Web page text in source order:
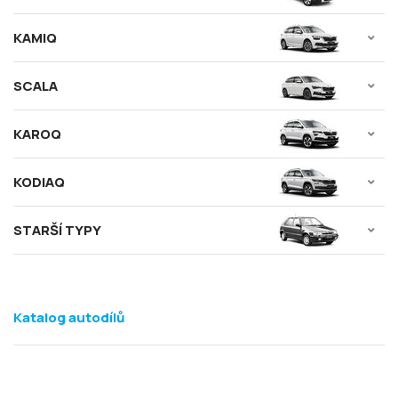
KAMIQ
SCALA
KAROQ
KODIAQ
STARŠÍ TYPY
Katalog autodílů